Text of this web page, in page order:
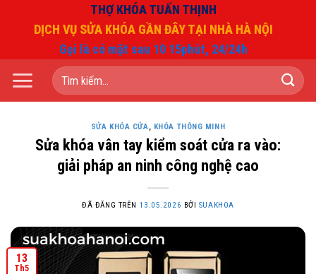
dung
THỢ KHÓA TUẤN THỊNH
DỊCH VỤ SỬA KHÓA GẦN ĐÂY TẠI NHÀ HÀ NỘI
Gọi là có mặt sau 10 15phút, 24/24h
Tìm
kiếm:
SỬA KHÓA CỬA, KHÓA THÔNG MINH
Sửa khóa vân tay kiểm soát cửa ra vào:
giải pháp an ninh công nghệ cao
ĐÃ ĐĂNG TRÊN 13.05.2026 BỞI SUAKHOA
13
Th5